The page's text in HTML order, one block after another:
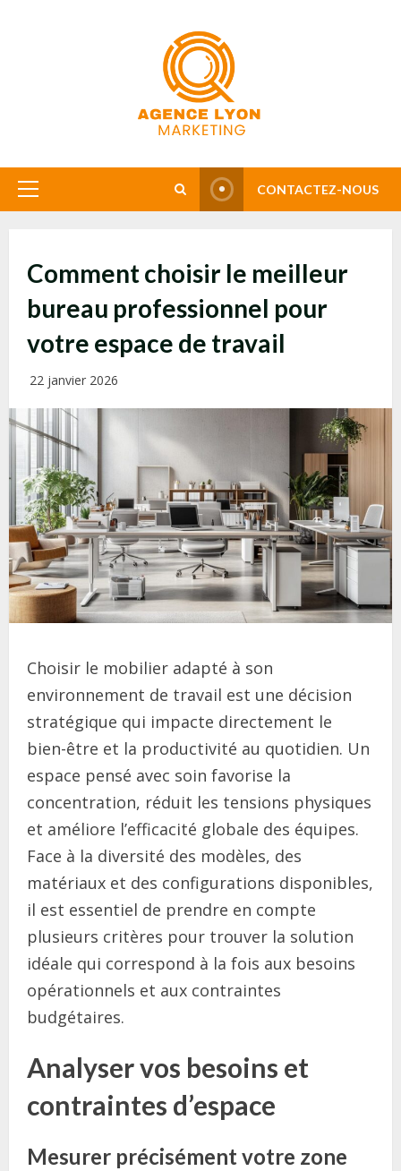
Primary
CONTACTEZ-NOUS
Comment choisir le meilleur
bureau professionnel pour
votre espace de travail
22 janvier 2026
Choisir le mobilier adapté à son
environnement de travail est une décision
stratégique qui impacte directement le
bien-être et la productivité au quotidien. Un
espace pensé avec soin favorise la
concentration, réduit les tensions physiques
et améliore l’efficacité globale des équipes.
Face à la diversité des modèles, des
matériaux et des configurations disponibles,
il est essentiel de prendre en compte
plusieurs critères pour trouver la solution
idéale qui correspond à la fois aux besoins
opérationnels et aux contraintes
budgétaires.
Analyser vos besoins et
contraintes d’espace
Mesurer précisément votre zone